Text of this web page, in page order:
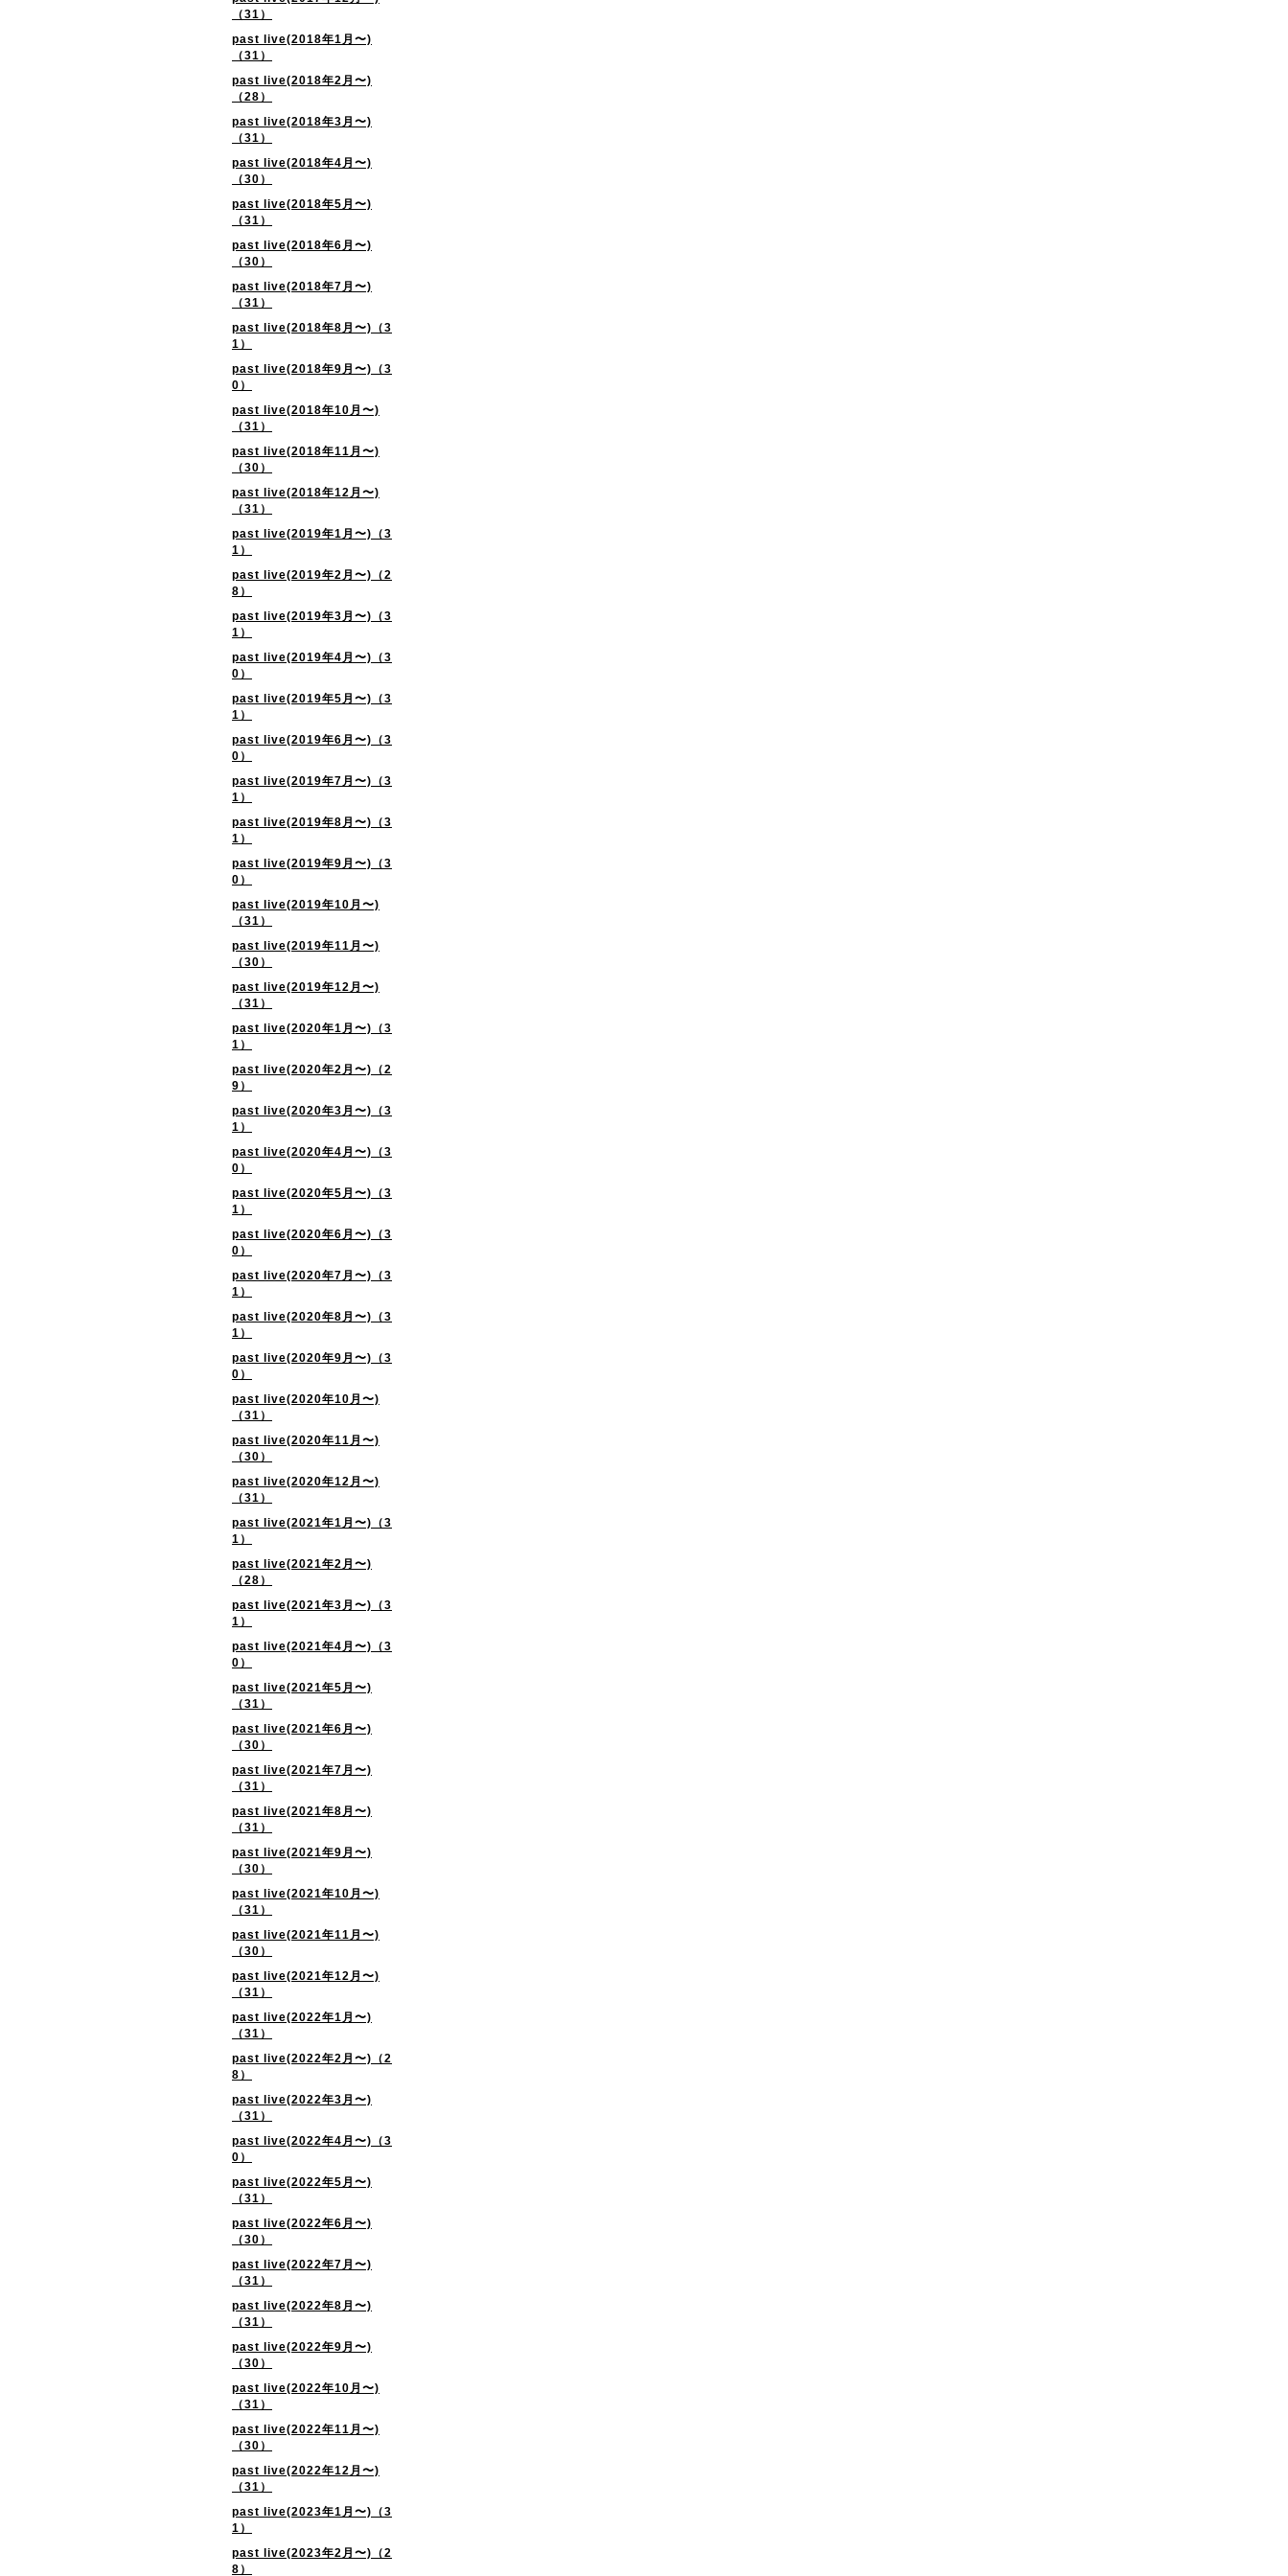
（31）
past live(2018年1月〜)
（31）
past live(2018年2月〜)
（28）
past live(2018年3月〜)
（31）
past live(2018年4月〜)
（30）
past live(2018年5月〜)
（31）
past live(2018年6月〜)
（30）
past live(2018年7月〜)
（31）
past live(2018年8月〜)（3
1）
past live(2018年9月〜)（3
0）
past live(2018年10月〜)
（31）
past live(2018年11月〜)
（30）
past live(2018年12月〜)
（31）
past live(2019年1月〜)（3
1）
past live(2019年2月〜)（2
8）
past live(2019年3月〜)（3
1）
past live(2019年4月〜)（3
0）
past live(2019年5月〜)（3
1）
past live(2019年6月〜)（3
0）
past live(2019年7月〜)（3
1）
past live(2019年8月〜)（3
1）
past live(2019年9月〜)（3
0）
past live(2019年10月〜)
（31）
past live(2019年11月〜)
（30）
past live(2019年12月〜)
（31）
past live(2020年1月〜)（3
1）
past live(2020年2月〜)（2
9）
past live(2020年3月〜)（3
1）
past live(2020年4月〜)（3
0）
past live(2020年5月〜)（3
1）
past live(2020年6月〜)（3
0）
past live(2020年7月〜)（3
1）
past live(2020年8月〜)（3
1）
past live(2020年9月〜)（3
0）
past live(2020年10月〜)
（31）
past live(2020年11月〜)
（30）
past live(2020年12月〜)
（31）
past live(2021年1月〜)（3
1）
past live(2021年2月〜)
（28）
past live(2021年3月〜)（3
1）
past live(2021年4月〜)（3
0）
past live(2021年5月〜)
（31）
past live(2021年6月〜)
（30）
past live(2021年7月〜)
（31）
past live(2021年8月〜)
（31）
past live(2021年9月〜)
（30）
past live(2021年10月〜)
（31）
past live(2021年11月〜)
（30）
past live(2021年12月〜)
（31）
past live(2022年1月〜)
（31）
past live(2022年2月〜)（2
8）
past live(2022年3月〜)
（31）
past live(2022年4月〜)（3
0）
past live(2022年5月〜)
（31）
past live(2022年6月〜)
（30）
past live(2022年7月〜)
（31）
past live(2022年8月〜)
（31）
past live(2022年9月〜)
（30）
past live(2022年10月〜)
（31）
past live(2022年11月〜)
（30）
past live(2022年12月〜)
（31）
past live(2023年1月〜)（3
1）
past live(2023年2月〜)（2
8）